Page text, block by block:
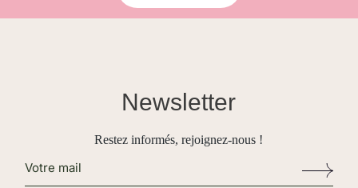
Newsletter
Restez informés, rejoignez-nous !